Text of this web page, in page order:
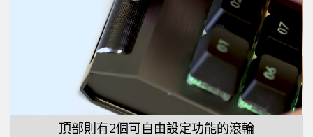
頂部則有2個可自由設定功能的滾輪